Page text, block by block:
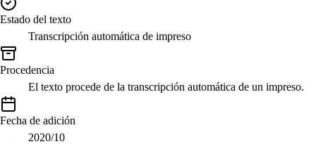
Estado del texto
Transcripción automática de impreso
Procedencia
El texto procede de la transcripción automática de un impreso.
Fecha de adición
2020/10